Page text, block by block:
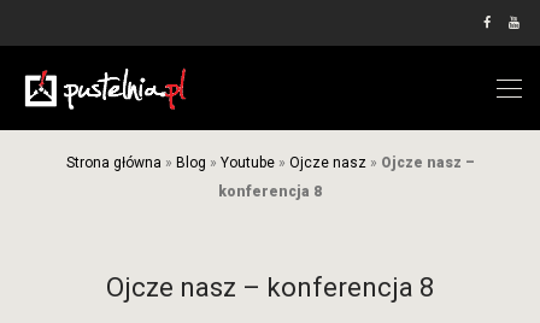
Strona główna » Blog » Youtube» Ojcze nasz» Ojcze nasz –
konferencja 8
Ojcze nasz – konferencja 8